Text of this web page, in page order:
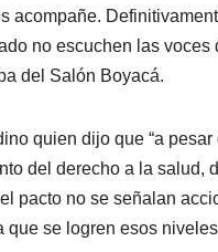
acompañe.
no escuchen las voces
del Salón Boyacá.
quien dijo que “a
del derecho a la salud,
pacto no se señalan
se logren esos